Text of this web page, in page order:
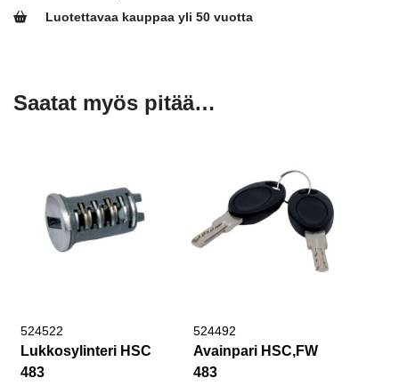
Luotettavaa kauppaa yli 50 vuotta
Saatat myös pitää…
524522
Lukkosylinteri HSC
483
524492
Avainpari HSC,FW
483